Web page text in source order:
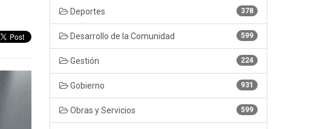
378
Deportes
599
Desarrollo de la Comunidad
224
Gestión
931
Gobierno
599
Obras y Servicios